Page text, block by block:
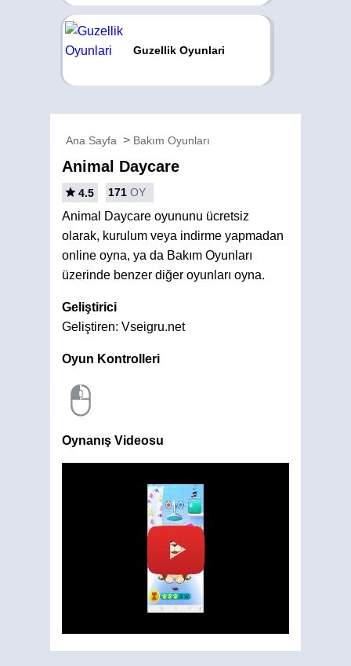
Guzellik Oyunlari
Ana Sayfa Bakım Oyunları
Animal Daycare
4.5 171 OY
Animal Daycare oyununu ücretsiz
olarak, kurulum veya indirme yapmadan
online oyna, ya da Bakım Oyunları
üzerinde benzer diğer oyunları oyna.
Geliştirici
Geliştiren: Vseigru.net
Oyun Kontrolleri
Oynanış Videosu